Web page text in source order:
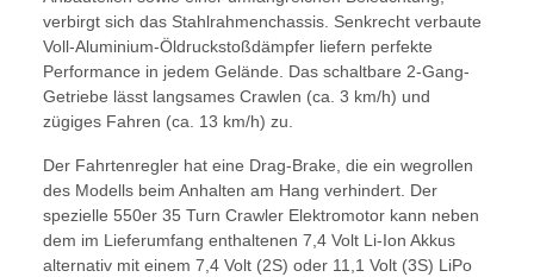
verbirgt sich das Stahlrahmenchassis. Senkrecht verbaute
Voll-Aluminium-Öldruckstoßdämpfer liefern perfekte
Performance in jedem Gelände. Das schaltbare 2-Gang-
Getriebe lässt langsames Crawlen (ca. 3 km/h) und
zügiges Fahren (ca. 13 km/h) zu.
Der Fahrtenregler hat eine Drag-Brake, die ein wegrollen
des Modells beim Anhalten am Hang verhindert. Der
spezielle 550er 35 Turn Crawler Elektromotor kann neben
dem im Lieferumfang enthaltenen 7,4 Volt Li-Ion Akkus
alternativ mit einem 7,4 Volt (2S) oder 11,1 Volt (3S) LiPo